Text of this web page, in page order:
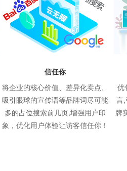
信任你
将企业的核心价值、差异化卖点、
吸引眼球的宣传语等品牌词尽可能
多的占位搜索前几页,增强用户印
象，优化用户体验让访客信任你！
优
言
牌